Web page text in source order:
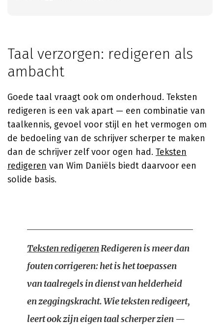
Taal verzorgen: redigeren als
ambacht
Goede taal vraagt ook om onderhoud. Teksten
redigeren is een vak apart — een combinatie van
taalkennis, gevoel voor stijl en het vermogen om
de bedoeling van de schrijver scherper te maken
dan de schrijver zelf voor ogen had. Teksten
redigeren van Wim Daniëls biedt daarvoor een
solide basis.
Teksten redigerenRedigeren is meer dan
fouten corrigeren: het is het toepassen
van taalregels in dienst van helderheid
en zeggingskracht. Wie teksten redigeert,
leert ook zijn eigen taal scherper zien —